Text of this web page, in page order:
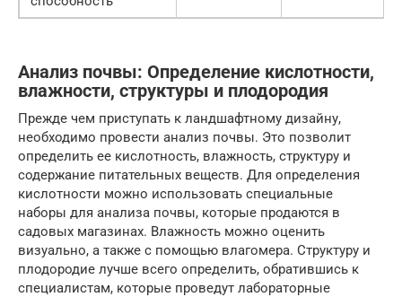
Анализ почвы: Определение кислотности,
влажности, структуры и плодородия
Прежде чем приступать к ландшафтному дизайну,
необходимо провести анализ почвы. Это позволит
определить ее кислотность, влажность, структуру и
содержание питательных веществ. Для определения
кислотности можно использовать специальные
наборы для анализа почвы, которые продаются в
садовых магазинах. Влажность можно оценить
визуально, а также с помощью влагомера. Структуру и
плодородие лучше всего определить, обратившись к
специалистам, которые проведут лабораторные